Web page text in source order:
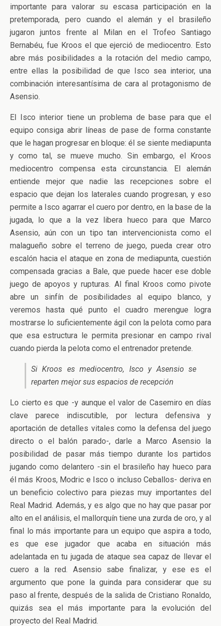
importante para valorar su escasa participación en la
pretemporada, pero cuando el alemán y el brasileño
jugaron juntos frente al Milan en el Trofeo Santiago
Bernabéu, fue Kroos el que ejerció de mediocentro. Esto
abre más posibilidades a la rotación del medio campo,
entre ellas la posibilidad de que Isco sea interior, una
combinación interesantísima de cara al protagonismo de
Asensio.
El Isco interior tiene un problema de base para que el
equipo consiga abrir líneas de pase de forma constante
que le hagan progresar en bloque: él se siente mediapunta
y como tal, se mueve mucho. Sin embargo, el Kroos
mediocentro compensa esta circunstancia. El alemán
entiende mejor que nadie las recepciones sobre el
espacio que dejan los laterales cuando progresan, y eso
permite a Isco agarrar el cuero por dentro, en la base de la
jugada, lo que a la vez libera hueco para que Marco
Asensio, aún con un tipo tan intervencionista como el
malagueño sobre el terreno de juego, pueda crear otro
escalón hacia el ataque en zona de mediapunta, cuestión
compensada gracias a Bale, que puede hacer ese doble
juego de apoyos y rupturas. Al final Kroos como pivote
abre un sinfín de posibilidades al equipo blanco, y
veremos hasta qué punto el cuadro merengue logra
mostrarse lo suficientemente ágil con la pelota como para
que esa estructura le permita presionar en campo rival
cuando pierda la pelota como el entrenador pretende.
Si Kroos es mediocentro, Isco y Asensio se
reparten mejor sus espacios de recepción
Lo cierto es que -y aunque el valor de Casemiro en días
clave parece indiscutible, por lectura defensiva y
aportación de detalles vitales como la defensa del juego
directo o el balón parado-, darle a Marco Asensio la
posibilidad de pasar más tiempo durante los partidos
jugando como delantero -sin el brasileño hay hueco para
él más Kroos, Modric e Isco o incluso Ceballos- deriva en
un beneficio colectivo para piezas muy importantes del
Real Madrid. Además, y es algo que no hay que pasar por
alto en el análisis, el mallorquín tiene una zurda de oro, y al
final lo más importante para un equipo que aspira a todo,
es que ese jugador que acaba en situación más
adelantada en tu jugada de ataque sea capaz de llevar el
cuero a la red. Asensio sabe finalizar, y ese es el
argumento que pone la guinda para considerar que su
paso al frente, después de la salida de Cristiano Ronaldo,
quizás sea el más importante para la evolución del
proyecto del Real Madrid.